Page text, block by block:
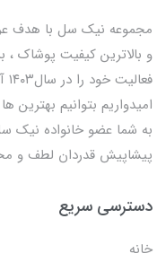
مجموعه نیک سل با هدف
و بالاترین کیفیت پوشاک ،
فعالیت خود را در سال۱۴۰۳ آغاز نمود.
امیدواریم بتوانیم بهترین
به شما عضو خانواده نیک
پیشاپیش قدردان لطف و
دسترسی سریع
خانه